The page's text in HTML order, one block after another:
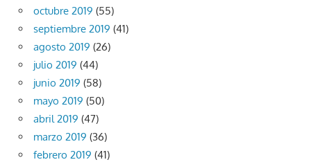
octubre 2019 (55)
septiembre 2019 (41)
agosto 2019 (26)
julio 2019 (44)
junio 2019 (58)
mayo 2019 (50)
abril 2019 (47)
marzo 2019 (36)
febrero 2019 (41)